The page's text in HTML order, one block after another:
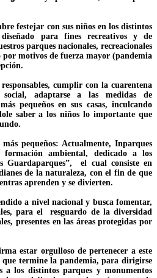
festejar con sus niños en los distintos
para fines recreativos y de
parques nacionales, recreacionales
motivos de fuerza mayor (pandemia
cumplir con la cuarentena
social, adaptarse a las medidas de
pequeños en sus casas, inculcando
saber a los niños lo importante que
pequeños: Actualmente, Inparques
ambiental, dedicado a los
Guardaparques”, el cual consiste en
de la naturaleza, con el fin de que
aprenden y se divierten.
a nivel nacional y busca fomentar,
para el resguardo de la diversidad
presentes en las áreas protegidas por
estar orgulloso de pertenecer a este
que termine la pandemia, para dirigirse
a los distintos parques y monumentos